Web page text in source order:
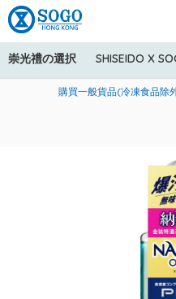
崇光禮の選択 SHISEIDO X
美國運通Explorer®信用卡
購買一般貨品(冷凍食品除
寄送中國內地服務只適用於指